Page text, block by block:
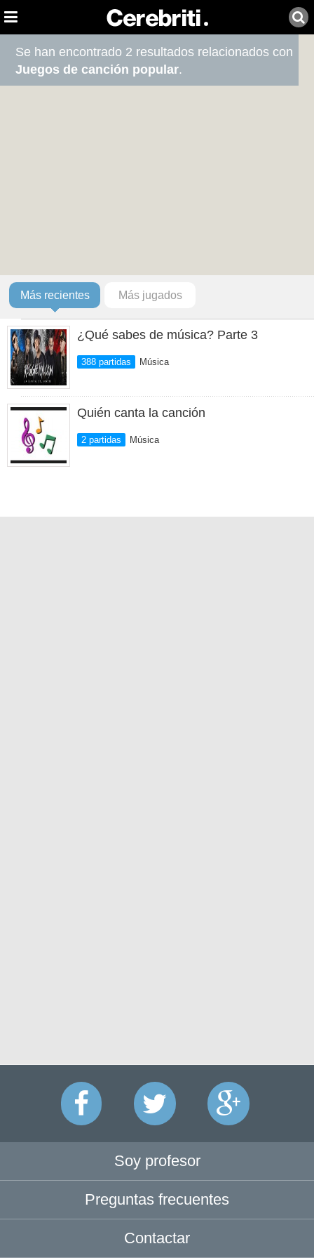
Se han encontrado 2 resultados relacionados con
Juegos de canción popular.
Más recientes Más jugados
¿Qué sabes de música? Parte 3
388 partidas Música
Quién canta la canción
2 partidas Música
Soy profesor
Preguntas frecuentes
Contactar